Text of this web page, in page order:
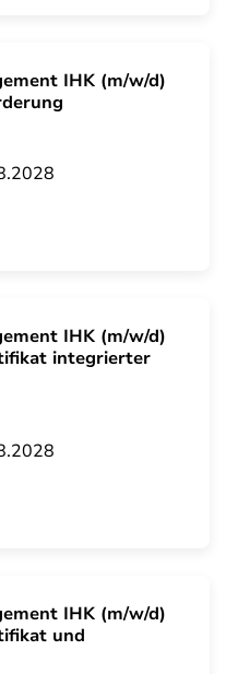
IHK (m/w/d)
IHK (m/w/d)
integrierter
IHK (m/w/d)
und